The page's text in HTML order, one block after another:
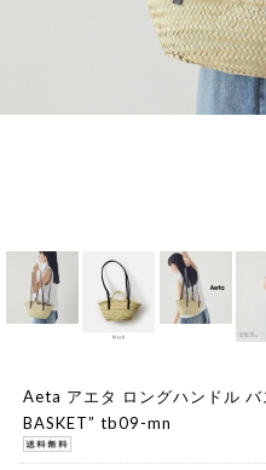
Aeta アエタ ロングハンドル
BASKET” tb09-mn